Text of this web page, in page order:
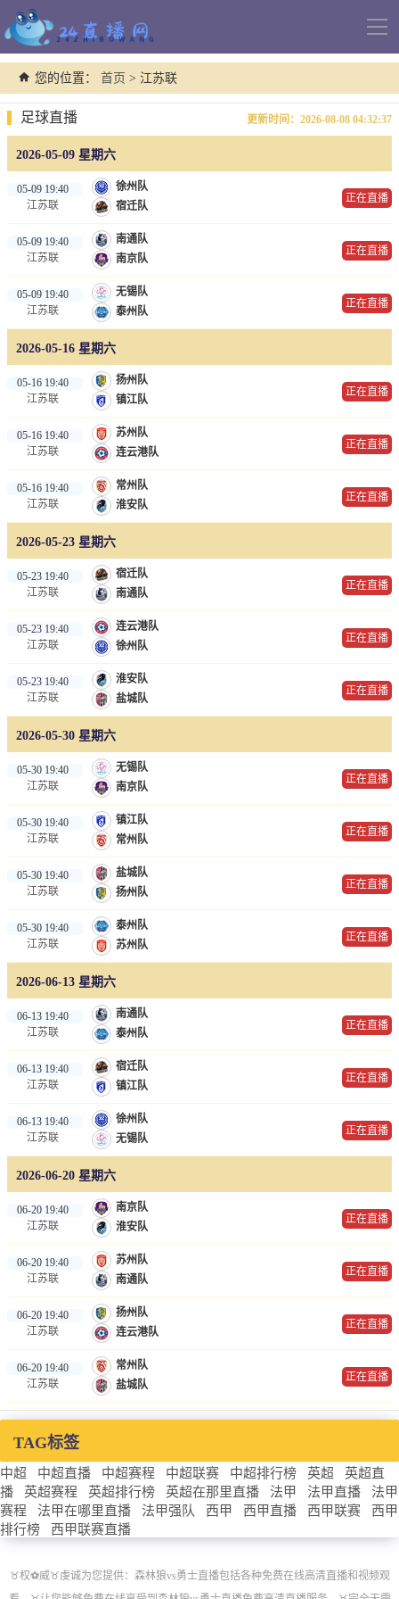
导
您的位置： 首页 > 江苏联
足球直播 更新时间：2026-08-08 04:32:37
2026-05-09 星期六
05-09 19:40
江苏联
徐州队
宿迁队
正在直播
05-09 19:40
江苏联
南通队
南京队
正在直播
05-09 19:40
江苏联
无锡队
泰州队
正在直播
2026-05-16 星期六
05-16 19:40
江苏联
扬州队
镇江队
正在直播
05-16 19:40
江苏联
苏州队
连云港队
正在直播
05-16 19:40
江苏联
常州队
淮安队
正在直播
2026-05-23 星期六
05-23 19:40
江苏联
宿迁队
南通队
正在直播
05-23 19:40
江苏联
连云港队
徐州队
正在直播
05-23 19:40
江苏联
淮安队
盐城队
正在直播
2026-05-30 星期六
05-30 19:40
江苏联
无锡队
南京队
正在直播
05-30 19:40
江苏联
镇江队
常州队
正在直播
05-30 19:40
江苏联
盐城队
扬州队
正在直播
05-30 19:40
江苏联
泰州队
苏州队
正在直播
2026-06-13 星期六
06-13 19:40
江苏联
南通队
泰州队
正在直播
06-13 19:40
江苏联
宿迁队
镇江队
正在直播
06-13 19:40
江苏联
徐州队
无锡队
正在直播
2026-06-20 星期六
06-20 19:40
江苏联
南京队
淮安队
正在直播
06-20 19:40
江苏联
苏州队
南通队
正在直播
06-20 19:40
江苏联
扬州队
连云港队
正在直播
06-20 19:40
江苏联
常州队
盐城队
正在直播
TAG标签
中超 中超直播 中超赛程 中超联赛 中超排行榜 英超
英超直
播
英超赛程 英超排行榜 英超在那里直播 法甲 法甲直播
法甲
赛程
法甲在哪里直播 法甲强队 西甲 西甲直播 西甲联赛
西甲
排行榜
西甲联赛直播
♉️权⚽威♉️虔诚为您提供：森林狼vs勇士直播包括各种免费在线高清直播和视频观